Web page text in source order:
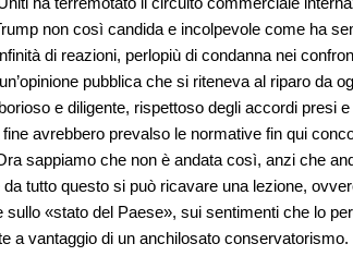
non così candida e incolpevole come ha
di reazioni, perlopiù di condanna nei
pubblica che si riteneva al riparo da
e diligente, rispettoso degli accordi presi
avrebbero prevalso le normative fin qui
sappiamo che non è andata così, anzi che
tutto questo si può ricavare una lezione,
sullo «stato del Paese», sui sentimenti che lo
a vantaggio di un anchilosato conservatorismo.